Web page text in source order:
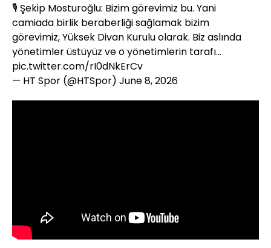
🎙️ Şekip Mosturoğlu: Bizim görevimiz bu. Yani
camiada birlik beraberliği sağlamak bizim
görevimiz, Yüksek Divan Kurulu olarak. Biz aslında
yönetimler üstüyüz ve o yönetimlerin tarafı…
pic.twitter.com/rI0dNkErCv
— HT Spor (@HTSpor) June 8, 2026